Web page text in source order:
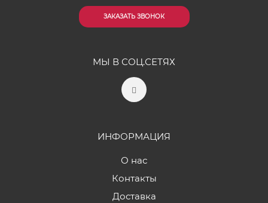
ЗАКАЗАТЬ ЗВОНОК
МЫ В СОЦ.СЕТЯХ
ИНФОРМАЦИЯ
О нас
Контакты
Доставка